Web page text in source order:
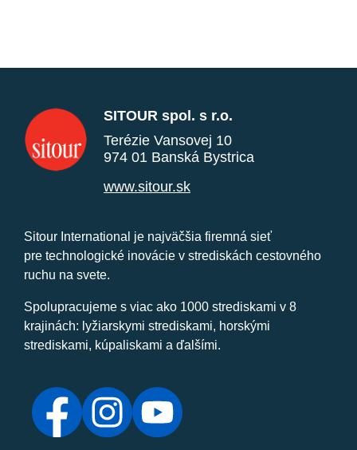
SITOUR spol. s r.o.
Terézie Vansovej 10
974 01 Banská Bystrica
www.sitour.sk
Sitour International je najväčšia firemná sieť
pre technologické inovácie v strediskách cestovného
ruchu na svete.
Spolupracujeme s viac ako 1000 strediskami v 8
krajinách: lyžiarskymi strediskami, horskými
strediskami, kúpaliskami a ďalšími.